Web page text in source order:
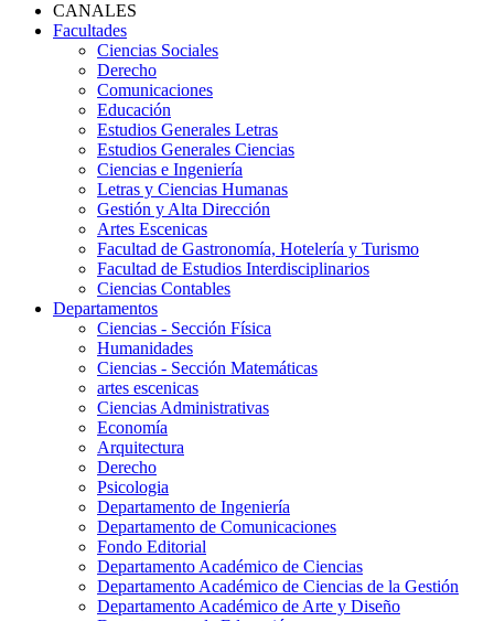
CANALES
Facultades
Ciencias Sociales
Derecho
Comunicaciones
Educación
Estudios Generales Letras
Estudios Generales Ciencias
Ciencias e Ingeniería
Letras y Ciencias Humanas
Gestión y Alta Dirección
Artes Escenicas
Facultad de Gastronomía, Hotelería y Turismo
Facultad de Estudios Interdisciplinarios
Ciencias Contables
Departamentos
Ciencias - Sección Física
Humanidades
Ciencias - Sección Matemáticas
artes escenicas
Ciencias Administrativas
Economía
Arquitectura
Derecho
Psicologia
Departamento de Ingeniería
Departamento de Comunicaciones
Fondo Editorial
Departamento Académico de Ciencias
Departamento Académico de Ciencias de la Gestión
Departamento Académico de Arte y Diseño